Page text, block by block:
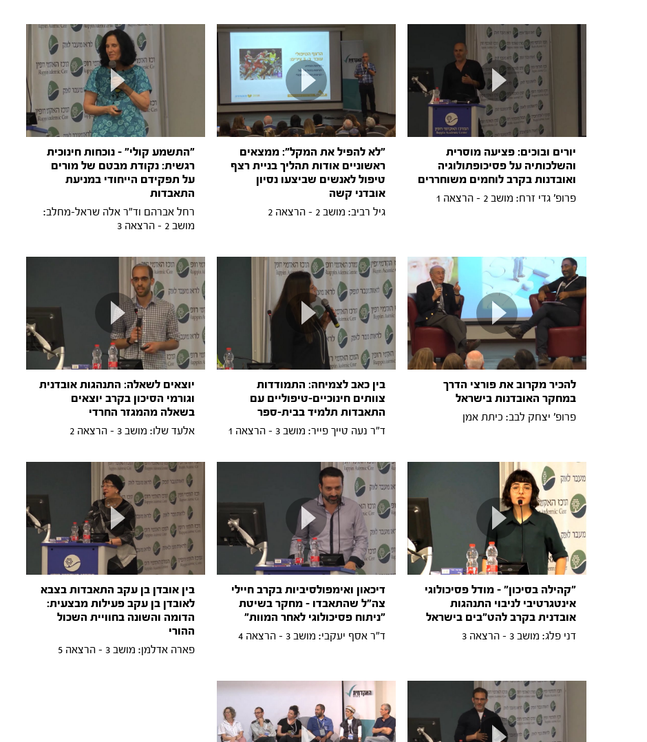
יורים ובוכים: פציעה מוסרית
והשלכותיה על פסיכופתולוגיה
ואובדנות בקרב לוחמים משוחררים
פרופ' גדי זרח: מושב 2 - הרצאה 1
"לא להפיל את המקל": ממצאים
ראשוניים אודות תהליך בניית רצף
טיפול לאנשים שביצעו נסיון
אובדני קשה
גיל רביב: מושב 2 - הרצאה 2
"התשמע קולי" - נוכחות חינוכית
רגשית: נקודת מבטם של מורים
על תפקידם הייחודי במניעת
התאבדות
רחל אברהם וד"ר אלה שראל-מחלב:
מושב 2 - הרצאה 3
להכיר מקרוב את פורצי הדרך
במחקר האובדנות בישראל
פרופ' יצחק לבב: כיתת אמן
בין כאב לצמיחה: התמודדות
צוותים חינוכיים-טיפוליים עם
התאבדות תלמיד בבית-ספר
ד"ר נעה טייך פייר: מושב 3 - הרצאה 1
יוצאים לשאלה: התנהגות אובדנית
וגורמי הסיכון בקרב יוצאים
בשאלה מהמגזר החרדי
אלעד שלו: מושב 3 - הרצאה 2
"קהילה בסיכון" - מודל פסיכולוגי
אינטגרטיבי לניבוי התנהגות
אובדנית בקרב להט"בים בישראל
דני פלג: מושב 3 - הרצאה 3
דיכאון ואימפולסיביות בקרב חיילי
צה"ל שהתאבדו - מחקר בשיטת
"ניתוח פסיכולוגי לאחר המוות"
ד"ר אסף יעקבי: מושב 3 - הרצאה 4
בין אובדן בן עקב התאבדות בצבא
לאובדן בן עקב פעילות מבצעית:
הדומה והשונה בחוויית השכול
ההורי
פארה אדלמן: מושב 3 - הרצאה 5